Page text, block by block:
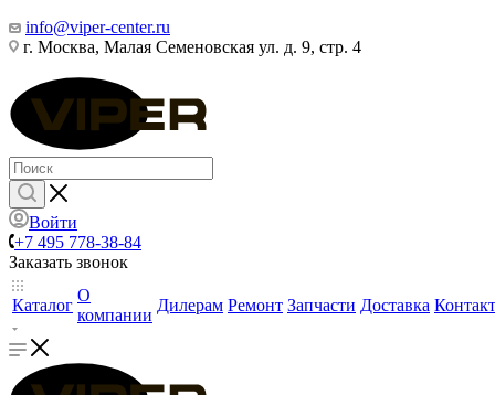
info@viper-center.ru
г. Москва, Малая Семеновская ул. д. 9, стр. 4
Войти
+7 495 778-38-84
Заказать звонок
Каталог
О
компании
Дилерам Ремонт Запчасти Доставка